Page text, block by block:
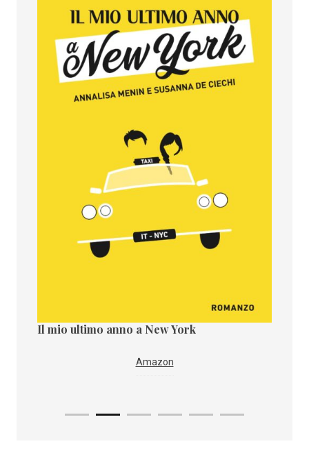
Il mio ultimo anno a New York
Amazon